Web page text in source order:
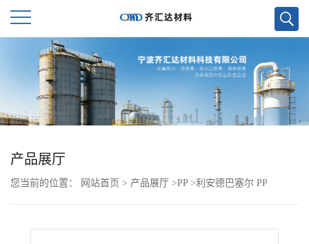
首
页
公
产品展厅
您当前的位置： 网站首页 > 产品展厅 >PP >利安德巴塞尔 PP